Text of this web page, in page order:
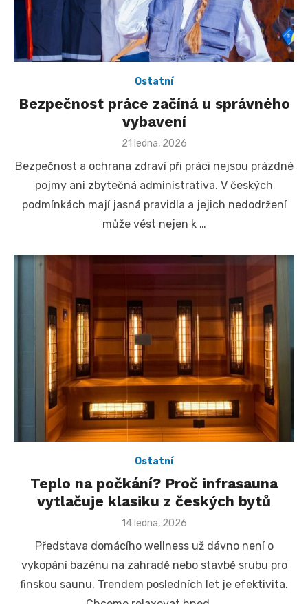
Ostatní
Bezpečnost práce začíná u správného
vybavení
Posted
21 ledna, 2026
Bezpečnost a ochrana zdraví při práci nejsou prázdné
pojmy ani zbytečná administrativa. V českých
podmínkách mají jasná pravidla a jejich nedodržení
může vést nejen k …
Ostatní
Teplo na počkání? Proč infrasauna
vytlačuje klasiku z českých bytů
Posted
14 ledna, 2026
Představa domácího wellness už dávno není o
vykopání bazénu na zahradě nebo stavbě srubu pro
finskou saunu. Trendem posledních let je efektivita.